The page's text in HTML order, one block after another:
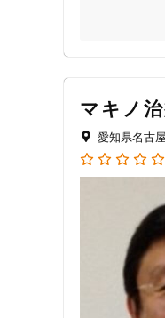
ギックリ腰 捻
今お悩みの
◆当院は、ス
私も10年間
なので怪我
かなり勉強し
スポーツ外
受傷された
マキノ
愛知県名古